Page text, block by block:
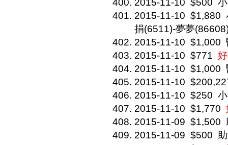
2015-11-10 $500
2015-11-10 $1,880
捐(6511)-夢夢
2015-11-10 $1,000
2015-11-10 $771
2015-11-10 $1,000
2015-11-10
2015-11-10 $250
2015-11-10 $1,770
2015-11-09 $1,500
2015-11-09 $500